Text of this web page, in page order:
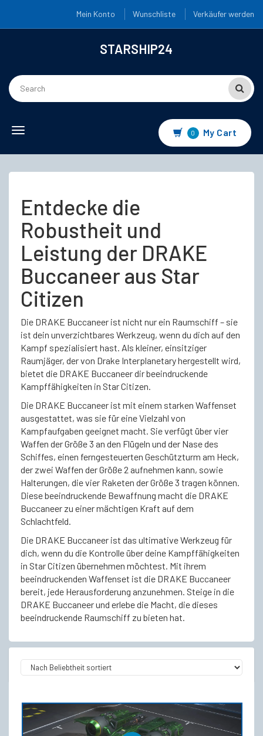
Mein Konto Wunschliste Verkäufer werden
STARSHIP24
Toggle
0 My Cart
Entdecke die
Robustheit und
Leistung der DRAKE
Buccaneer aus Star
Citizen
Die DRAKE Buccaneer ist nicht nur ein Raumschiff – sie
ist dein unverzichtbares Werkzeug, wenn du dich auf den
Kampf spezialisiert hast. Als kleiner, einsitziger
Raumjäger, der von Drake Interplanetary hergestellt wird,
bietet die DRAKE Buccaneer dir beeindruckende
Kampffähigkeiten in Star Citizen.
Die DRAKE Buccaneer ist mit einem starken Waffenset
ausgestattet, was sie für eine Vielzahl von
Kampfaufgaben geeignet macht. Sie verfügt über vier
Waffen der Größe 3 an den Flügeln und der Nase des
Schiffes, einen ferngesteuerten Geschützturm am Heck,
der zwei Waffen der Größe 2 aufnehmen kann, sowie
Halterungen, die vier Raketen der Größe 3 tragen können.
Diese beeindruckende Bewaffnung macht die DRAKE
Buccaneer zu einer mächtigen Kraft auf dem
Schlachtfeld.
Die DRAKE Buccaneer ist das ultimative Werkzeug für
dich, wenn du die Kontrolle über deine Kampffähigkeiten
in Star Citizen übernehmen möchtest. Mit ihrem
beeindruckenden Waffenset ist die DRAKE Buccaneer
bereit, jede Herausforderung anzunehmen. Steige in die
DRAKE Buccaneer und erlebe die Macht, die dieses
beeindruckende Raumschiff zu bieten hat.